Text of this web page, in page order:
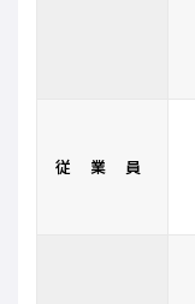
従業員